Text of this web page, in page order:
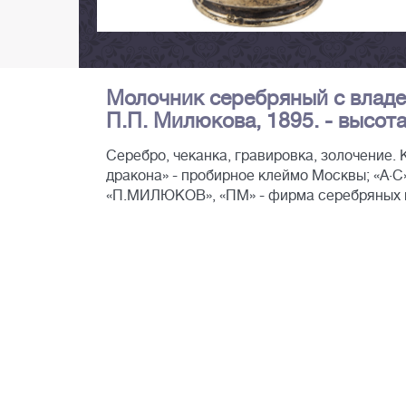
Молочник серебряный с
П.П. Милюкова, 1895. -
Серебро, чеканка, гравировка,
дракона» - пробирное клеймо Москвы;
«П.МИЛЮКОВ», «ПМ» - фирма серебряных